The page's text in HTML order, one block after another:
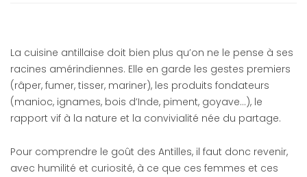
La cuisine antillaise doit bien plus qu’on ne le pense à ses
racines amérindiennes. Elle en garde les gestes premiers
(râper, fumer, tisser, mariner), les produits fondateurs
(manioc, ignames, bois d’Inde, piment, goyave…), le
rapport vif à la nature et la convivialité née du partage.
Pour comprendre le goût des Antilles, il faut donc revenir,
avec humilité et curiosité, à ce que ces femmes et ces